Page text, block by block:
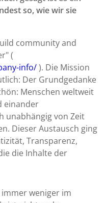
so, wie wir sie
community and
(
info/). Die Mission
Der Grundgedanke
Menschen weltweit
einander
unabhängig von Zeit
Dieser Austausch ging
Transparenz,
die Inhalte der
weniger im